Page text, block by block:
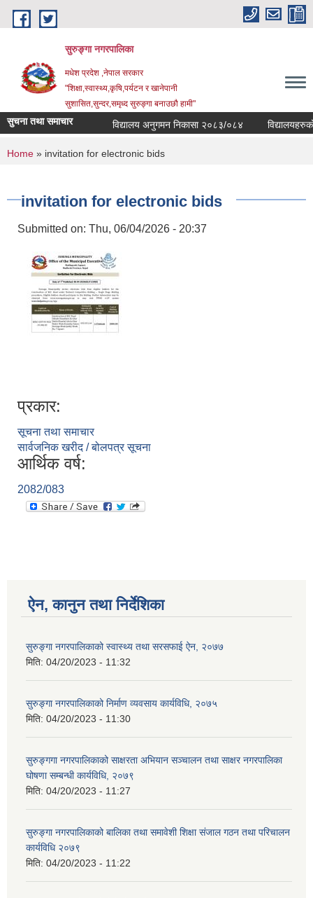
Skip to main content
सुरुङ्‍गा नगरपालिका
मधेश प्रदेश ,नेपाल सरकार
"शिक्षा,स्वास्थ्य,कृषि,पर्यटन र खानेपानी
सुशासित,सुन्दर,समृध्द सुरुङ्गा बनाउछौ हामी"
सुचना तथा समाचार विद्यालय अनुगमन निकासा २०८३/०८४
You are here
Home » invitation for electronic bids
invitation for electronic bids
Submitted on: Thu, 06/04/2026 - 20:37
प्रकार:
सूचना तथा समाचार
सार्वजनिक खरीद / बोलपत्र सूचना
आर्थिक वर्ष:
2082/083
ऐन, कानुन तथा निर्देशिका
सुरुङ्गा नगरपालिकाको स्वास्थ्य तथा सरसफाई ऐन, २०७७
मिति: 04/20/2023 - 11:32
सुरुङ्गा नगरपालिकाको निर्माण व्यवसाय कार्यविधि, २०७५
मिति: 04/20/2023 - 11:30
सुरुङ्गगा नगरपालिकाको साक्षरता अभियान सञ्चालन तथा साक्षर नगरपालिका
घोषणा सम्बन्धी कार्यविधि, २०७९
मिति: 04/20/2023 - 11:27
सुरुङ्गा नगरपालिकाको बालिका तथा समावेशी शिक्षा संजाल गठन तथा परिचालन
कार्यविधि २०७९
मिति: 04/20/2023 - 11:22